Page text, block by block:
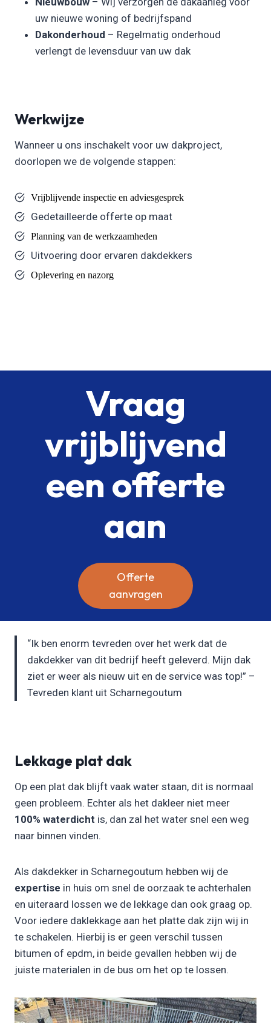
uw nieuwe woning of bedrijfspand
Dakonderhoud – Regelmatig onderhoud
verlengt de levensduur van uw dak
Werkwijze
Wanneer u ons inschakelt voor uw dakproject,
doorlopen we de volgende stappen:
Vrijblijvende inspectie en adviesgesprek
Gedetailleerde offerte op maat
Planning van de werkzaamheden
Uitvoering door ervaren dakdekkers
Oplevering en nazorg
Vraag
vrijblijvend
een offerte
aan
Offerte
aanvragen
“Ik ben enorm tevreden over het werk dat de
dakdekker van dit bedrijf heeft geleverd. Mijn dak
ziet er weer als nieuw uit en de service was top!” –
Tevreden klant uit Scharnegoutum
Lekkage plat dak
Op een plat dak blijft vaak water staan, dit is normaal
geen probleem. Echter als het dakleer niet meer
100% waterdicht is, dan zal het water snel een weg
naar binnen vinden.
Als dakdekker in Scharnegoutum hebben wij de
expertise in huis om snel de oorzaak te achterhalen
en uiteraard lossen we de lekkage dan ook graag op.
Voor iedere daklekkage aan het platte dak zijn wij in
te schakelen. Hierbij is er geen verschil tussen
bitumen of epdm, in beide gevallen hebben wij de
juiste materialen in de bus om het op te lossen.